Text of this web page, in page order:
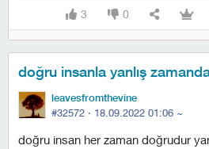
3 0
doğru insanla yanlış
leavesfromthevine
#32572 · 18.09.2022 01:06 ~
doğru insan her zaman doğrudur